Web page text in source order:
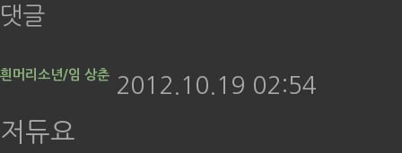
댓글
흰머리소년/임 상춘 2012.10.19 02:54
저듀요